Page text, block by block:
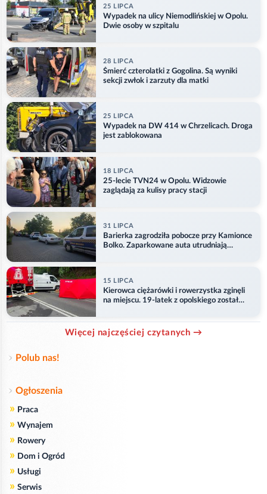
25 LIPCA
Wypadek na ulicy Niemodlińskiej w Opolu.
Dwie osoby w szpitalu
28 LIPCA
Śmierć czterolatki z Gogolina. Są wyniki
sekcji zwłok i zarzuty dla matki
25 LIPCA
Wypadek na DW 414 w Chrzelicach. Droga
jest zablokowana
18 LIPCA
25-lecie TVN24 w Opolu. Widzowie
zaglądają za kulisy pracy stacji
31 LIPCA
Barierka zagrodziła pobocze przy Kamionce
Bolko. Zaparkowane auta utrudniają
15 LIPCA
Kierowca ciężarówki i rowerzystka zginęli
na miejscu. 19-latek z opolskiego został
Więcej najczęściej czytanych →
Polub nas!
Ogłoszenia
» Praca
» Wynajem
» Rowery
» Dom i Ogród
» Usługi
» Serwis